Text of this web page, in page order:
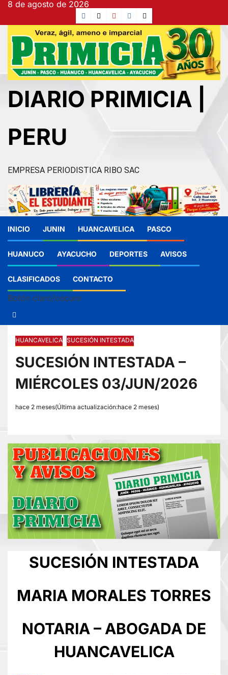
contenido
8 de agosto de 2026
Facebook
TikTokYouTube
Instagram
X
DIARIO PRIMICIA |
PERU
EMPRESA PERIODISTICA RIBO SAC
INICIO JUNIN HUANCAVELICA PASCO
HUANUCO AYACUCHO DEPORTES AVISOS
CLASIFICADOS CONTACTO
Botón claro/oscuro
HUANCAVELICA SUCESIÓN INTESTADA
SUCESIÓN INTESTADA –
MIÉRCOLES 03/JUN/2026
hace 2 meses(Última actualización:hace 2 meses)
SUCESIÓN INTESTADA
MARIA MORALES TORRES
NOTARIA – ABOGADA DE
HUANCAVELICA